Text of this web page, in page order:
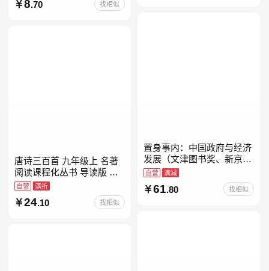
8.70 找相似
置身事内：中国政府与经济
发展（文津图书奖、新京报
年度通识写作获奖作品，罗
永浩、罗振宇、何帆、刘格
菘、张军、周黎安、王烁联
自营 满减
61 .80 找相似
唐诗三百首 九年级上 名著
阅读课程化丛书 导读版 人
民教育出版社
自营 满折
24.10 找相似